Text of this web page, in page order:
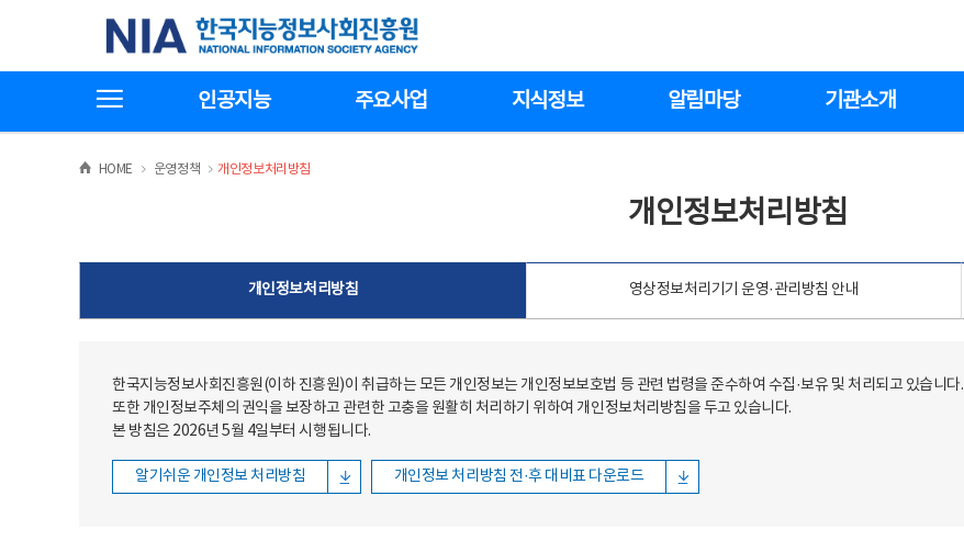
한국지능정보사회진흥원
인공지능 주요사업 지식정보 알림마당 기관소개
HOME >운영정책 >
개인정보처리방침
개인정보처리방침
개인정보처리방침 영상정보처리기기 운영·관리방침 안내
한국지능정보사회진흥원(이하 진흥원)이 취급하는 모든 개인정보는 개인정보보호법 등 관련 법령을 준수하여 수집·보유 및 처리되고 있습니다.
또한 개인정보주체의 권익을 보장하고 관련한 고충을 원활히 처리하기 위하여 개인정보처리방침을 두고 있습니다.
본 방침은 2026년 5월 4일부터 시행됩니다.
알기쉬운 개인정보 처리방침 개인정보 처리방침 전·후 대비표 다운로드